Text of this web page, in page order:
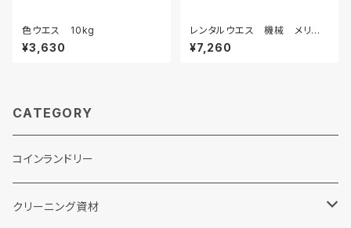
色ウエス 10kg
¥3,630
レンタルウエス 機械 メリヤ
ス 200枚
¥7,260
CATEGORY
コインランドリー
クリーニング資材